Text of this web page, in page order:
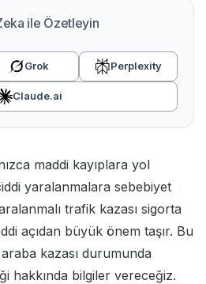
ile Özetleyin
Grok Perplexity
Claude.ai
maddi kayıplara yol
yaralanmalara sebebiyet
trafik kazası sigorta
açıdan büyük önem taşır. Bu
araba kazası durumunda
hakkında bilgiler vereceğiz.